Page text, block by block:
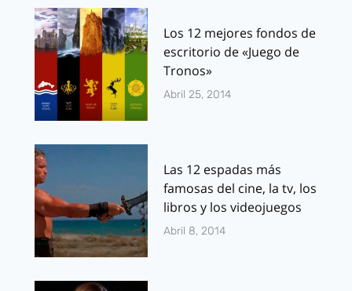
Los 12 mejores fondos de
escritorio de «Juego de
Tronos»
Abril 25, 2014
Las 12 espadas más
famosas del cine, la tv, los
libros y los videojuegos
Abril 8, 2014